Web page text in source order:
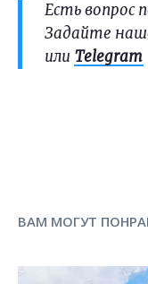
Есть вопрос
Задайте
или Telegram
ВАМ МОГУТ